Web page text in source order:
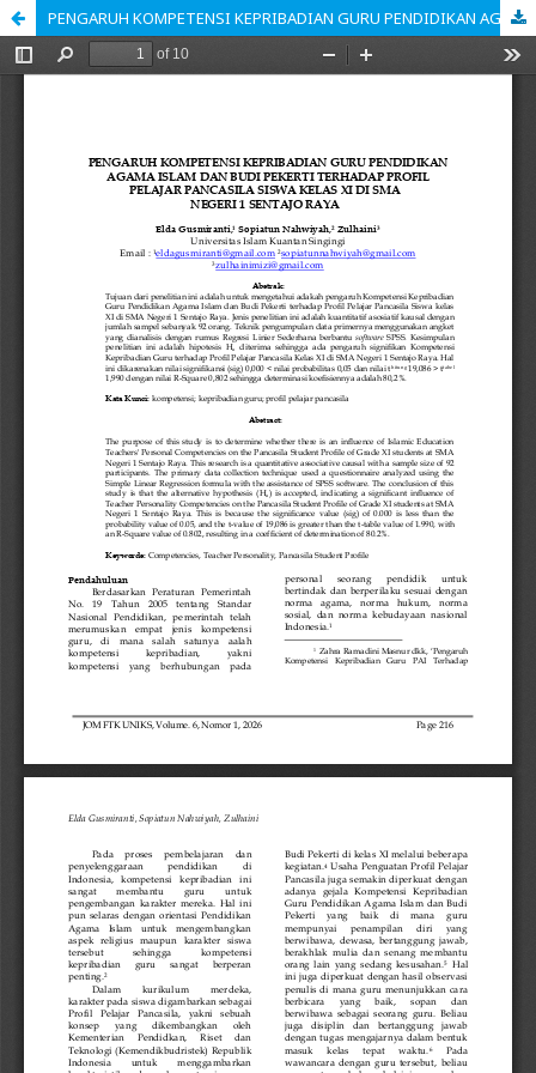
PENGARUH KOMPETENSI KEPRIBADIAN GURU PENDIDIKAN AGAMA ISLAM DAN BUDI PEKERTI TERHADAP PROFIL PELAJAR PANCASILA SISWA KELAS XI DI SMA NEGERI 1 SENTAJO RAYA